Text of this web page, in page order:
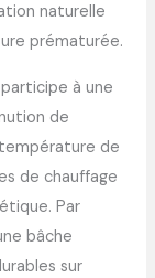
naturelle
prématurée.
à une
de
de
de chauffage
Par
bâche
sur